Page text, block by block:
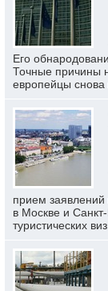
Его
Точные причины
европейцы снова
прием
в Москве и
туристических